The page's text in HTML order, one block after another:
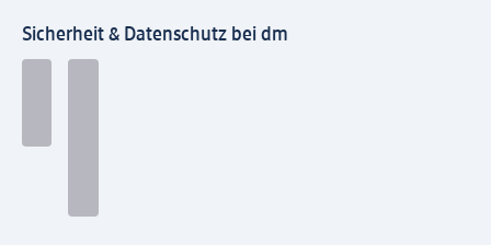
Sicherheit & Datenschutz bei dm